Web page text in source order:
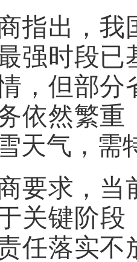
指出，我
强时段已
，但部分
依然繁重
天气，需
要求，当
关键阶段
任落实不